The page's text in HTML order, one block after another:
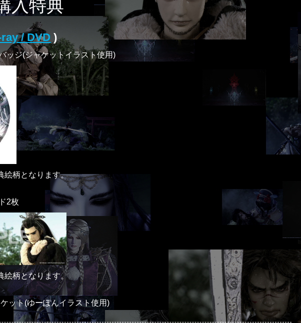
入特典
/ DVD )
ッジ(ジャケットイラスト使用)
絵柄となります。
2枚
絵柄となります。
ット(ゆーぽんイラスト使用)